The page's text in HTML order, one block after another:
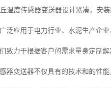
温度传感器变送器设计紧凑，安
泛应用于电力行业、水泥生产企
致力于根据客户的需求量身定制
器变送器不仅具有的技术和的性